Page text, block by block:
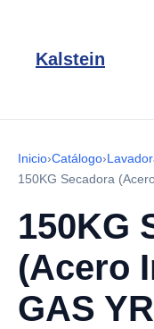
Kalstein
Inicio›Catálogo›
150KG Secadora
150KG
(Acero
GAS